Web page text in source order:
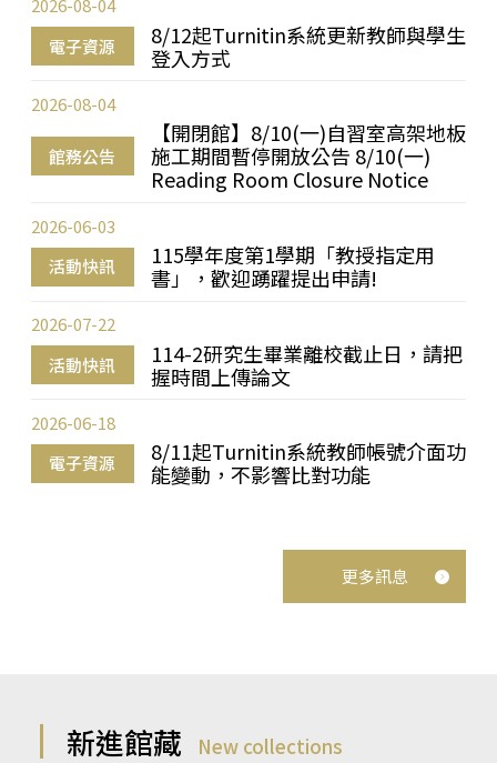
電子資源
8/12起Turnitin系統更新教師與學生
登入方式
2026-08-04
館務公告
【開閉館】8/10(一)自習室高架地板
施工期間暫停開放公告 8/10(一)
Reading Room Closure Notice
2026-08-04
活動快訊
115學年度第1學期「教授指定用
書」，歡迎踴躍提出申請!
2026-06-03
活動快訊
114-2研究生畢業離校截止日，請把
握時間上傳論文
2026-07-22
電子資源
8/11起Turnitin系統教師帳號介面功
能變動，不影響比對功能
2026-06-18
更多訊息
新進館藏 New collections